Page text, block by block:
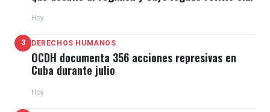
Hoy
3 DERECHOS HUMANOS
OCDH documenta 356 acciones represivas en
Cuba durante julio
Hoy